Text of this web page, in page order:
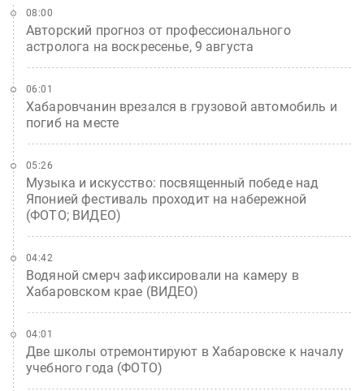
Авторский прогноз от профессионального
астролога на воскресенье, 9 августа
08:00
Хабаровчанин врезался в грузовой автомобиль и
погиб на месте
06:01
Музыка и искусство: посвященный победе над
Японией фестиваль проходит на набережной
(ФОТО; ВИДЕО)
05:26
Водяной смерч зафиксировали на камеру в
Хабаровском крае (ВИДЕО)
04:42
Две школы отремонтируют в Хабаровске к началу
учебного года (ФОТО)
04:01